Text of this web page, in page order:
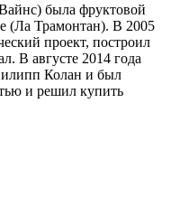
была фруктовой
(Ла Трамонтан). В 2005
проект, построил
В августе 2014 года
Колан и был
и решил купить